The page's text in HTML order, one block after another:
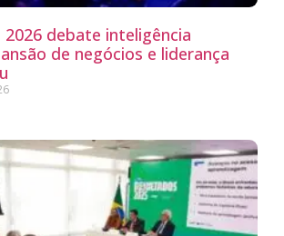
2026 debate inteligência
de negócios e liderança